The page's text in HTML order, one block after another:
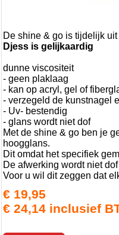
De shine & go is tijdelijk uit
Djess is gelijkaardig
dunne viscositeit
- geen plaklaag
- kan op acryl, gel of
- verzegeld de kunstnagel
- Uv- bestendig
- glans wordt niet dof
Met de shine & go ben je
hoogglans.
Dit omdat het specifiek
De afwerking wordt niet
Voor u wil dit zeggen dat
€ 19,95
€ 24,14 inclusief